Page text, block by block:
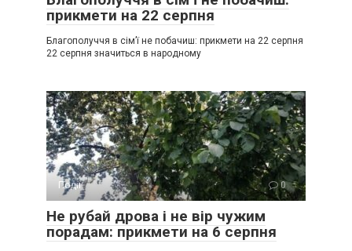
прикмети на 22 серпня
Благополуччя в сім’ї не побачиш: прикмети на 22 серпня
22 серпня значиться в народному
Події 0
Не рубай дрова і не вір чужим
порадам: прикмети на 6 серпня